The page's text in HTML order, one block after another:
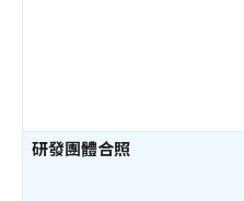
研發團體合照